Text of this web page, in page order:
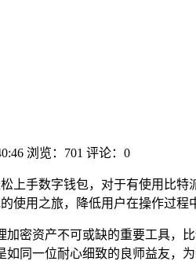
浏览：701 评论：0
上手数字钱包，对于有使用比
用之旅，降低用户在操作过程
密资产不可或缺的重要工具，
如同一位耐心细致的良师益友，